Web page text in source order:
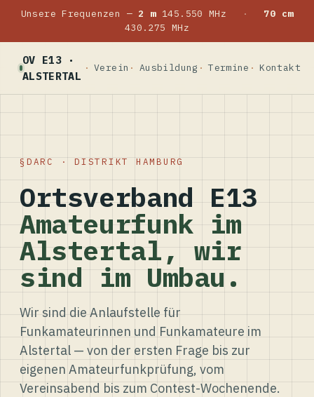
Unsere Frequenzen — 2 m145.550 MHz ·
70 cm
430.275 MHz
OV E13 ·
ALSTERTAL
Verein Ausbildung Termine Kontakt
DARC · DISTRIKT HAMBURG
Ortsverband E13
Amateurfunk im
Alstertal, wir
sind im Umbau.
Wir sind die Anlaufstelle für
Funkamateurinnen und Funkamateure im
Alstertal — von der ersten Frage bis zur
eigenen Amateurfunkprüfung, vom
Vereinsabend bis zum Contest-Wochenende.